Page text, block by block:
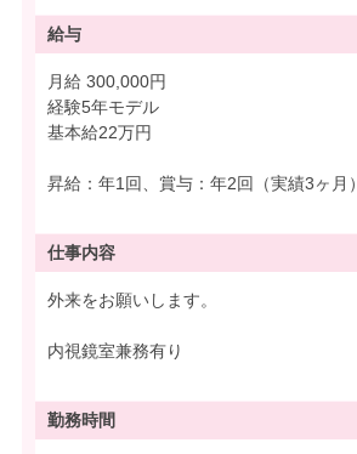
給与
月給 300,000円
経験5年モデル
基本給22万円
昇給：年1回、賞与：年2回（実績3ヶ月）
仕事内容
外来をお願いします。
内視鏡室兼務有り
勤務時間